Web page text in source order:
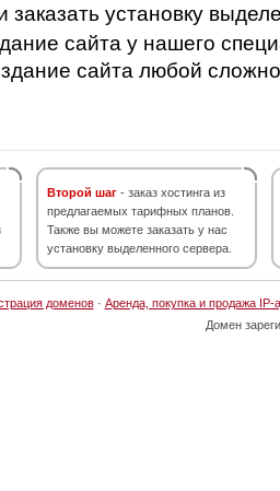
установку
сайта у нашего
сайта любой
Второй шаг - заказ хостинга из
предлагаемых тарифных планов.
Также вы можете заказать у нас
установку выделенного сервера.
доменов· Аренда, покупка и продажа IP-
Домен